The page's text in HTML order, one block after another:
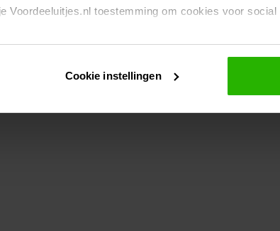
Voordeeluitjes.nl toestemming om cookies voor
instellen welke cookies worden geplaatst. Je kunt je
Cookie instellingen